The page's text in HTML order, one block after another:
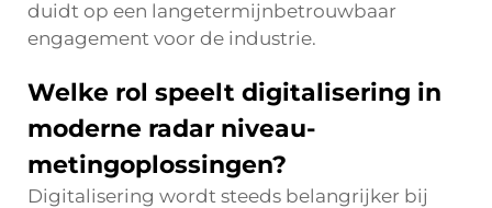
duidt op een langetermijnbetrouwbaar
engagement voor de industrie.
Welke rol speelt digitalisering in
moderne radar niveau-
metingoplossingen?
Digitalisering wordt steeds belangrijker bij